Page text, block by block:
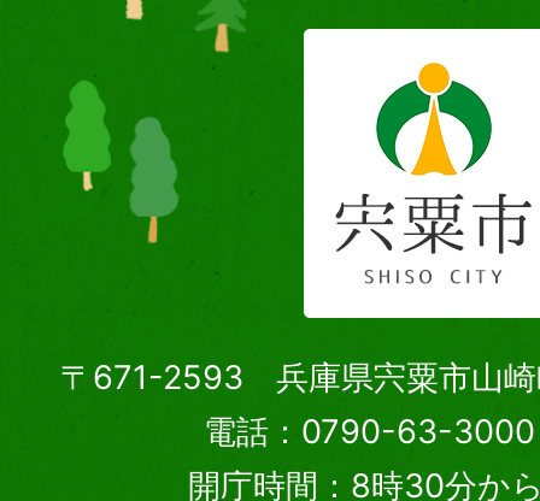
〒671-2593 兵庫県宍粟市山崎
電話：0790-63-3000
開庁時間：8時30分か